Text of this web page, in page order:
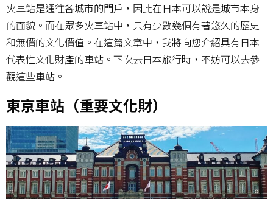
火車站是通往各城市的門戶，因此在日本可以說是城市本身
的面貌。而在眾多火車站中，只有少數幾個有著悠久的歷史
和無價的文化價值。在這篇文章中，我將向您介紹具有日本
代表性文化財產的車站。下次去日本旅行時，不妨可以去參
觀這些車站。
東京車站（重要文化財）